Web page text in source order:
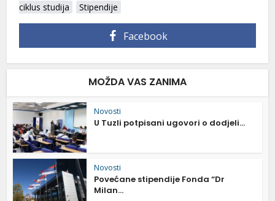
ciklus studija
Stipendije
Facebook
MOŽDA VAS ZANIMA
Novosti
U Tuzli potpisani ugovori o dodjeli...
Novosti
Povećane stipendije Fonda “Dr
Milan...